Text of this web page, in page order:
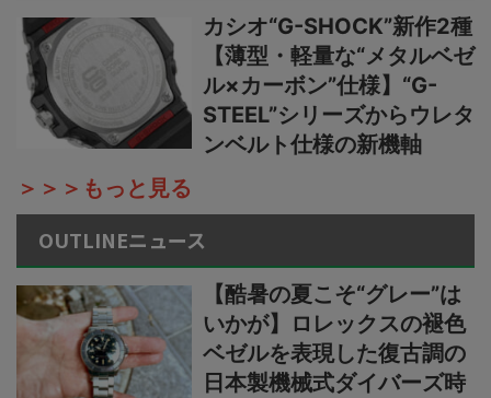
カシオ“G-SHOCK”新作2種
【薄型・軽量な“メタルベゼ
ル×カーボン”仕様】“G-
STEEL”シリーズからウレタ
ンベルト仕様の新機軸
＞＞＞もっと見る
OUTLINEニュース
【酷暑の夏こそ“グレー”は
いかが】ロレックスの褪色
ベゼルを表現した復古調の
日本製機械式ダイバーズ時